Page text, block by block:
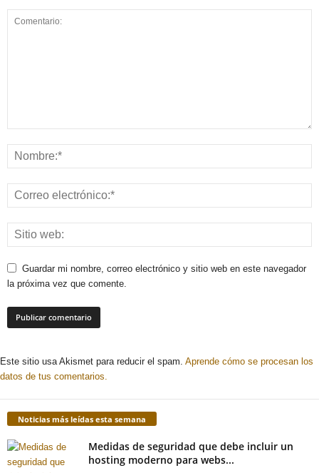
Guardar mi nombre, correo electrónico y sitio web en este navegador
la próxima vez que comente.
Este sitio usa Akismet para reducir el spam. Aprende cómo se procesan los
datos de tus comentarios.
Noticias más leídas esta semana
Medidas de seguridad que debe incluir un
hosting moderno para webs...